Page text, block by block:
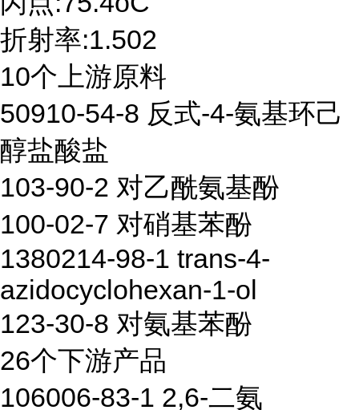
折射率:1.502
10个上游原料
50910-54-8 反式-4-氨基环己
醇盐酸盐
103-90-2 对乙酰氨基酚
100-02-7 对硝基苯酚
1380214-98-1 trans-4-
azidocyclohexan-1-ol
123-30-8 对氨基苯酚
26个下游产品
106006-83-1 2,6-二氨